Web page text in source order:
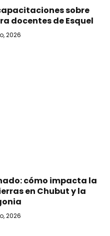
sobre
docentes de Esquel
2026
cómo impacta la
en Chubut y la
2026